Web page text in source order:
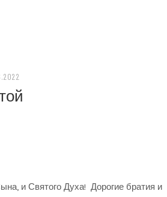
и Святого Духа! Дорогие братия и